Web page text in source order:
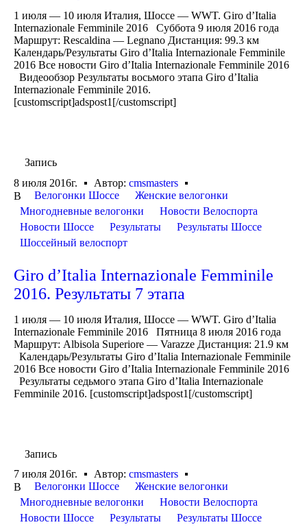
1 июля — 10 июля Италия, Шоссе — WWT. Giro d’Italia
Internazionale Femminile 2016 Суббота 9 июля 2016 года
Маршрут: Rescaldina — Legnano Дистанция: 99.3 км
Календарь/Результаты Giro d’Italia Internazionale Femminile
2016 Все новости Giro d’Italia Internazionale Femminile 2016
Видеообзор Результаты восьмого этапа Giro d’Italia
Internazionale Femminile 2016.
[customscript]adspost1[/customscript]
Запись
8 июля 2016г.
Автор: cmsmasters
В
Велогонки Шоссе
Женские велогонки
Многодневные велогонки
Новости Велоспорта
Новости Шоссе
Результаты
Результаты Шоссе
Шоссейный велоспорт
Giro d’Italia Internazionale Femminile
2016. Результаты 7 этапа
1 июля — 10 июля Италия, Шоссе — WWT. Giro d’Italia
Internazionale Femminile 2016 Пятница 8 июля 2016 года
Маршрут: Albisola Superiore — Varazze Дистанция: 21.9 км
Календарь/Результаты Giro d’Italia Internazionale Femminile
2016 Все новости Giro d’Italia Internazionale Femminile 2016
Результаты седьмого этапа Giro d’Italia Internazionale
Femminile 2016. [customscript]adspost1[/customscript]
Запись
7 июля 2016г.
Автор: cmsmasters
В
Велогонки Шоссе
Женские велогонки
Многодневные велогонки
Новости Велоспорта
Новости Шоссе
Результаты Результаты Шоссе